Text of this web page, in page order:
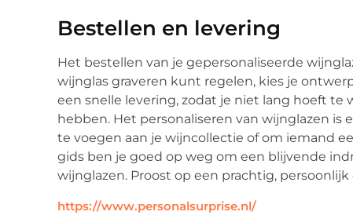
Bestellen en levering
Het bestellen van je gepersonaliseerde
wijnglas graveren kunt regelen, kies je
een snelle levering, zodat je niet lang hoeft
hebben. Het personaliseren van wijnglazen
te voegen aan je wijncollectie of om iemand
gids ben je goed op weg om een blijvende
wijnglazen. Proost op een prachtig, persoonlijk
https://www.personalsurprise.nl/